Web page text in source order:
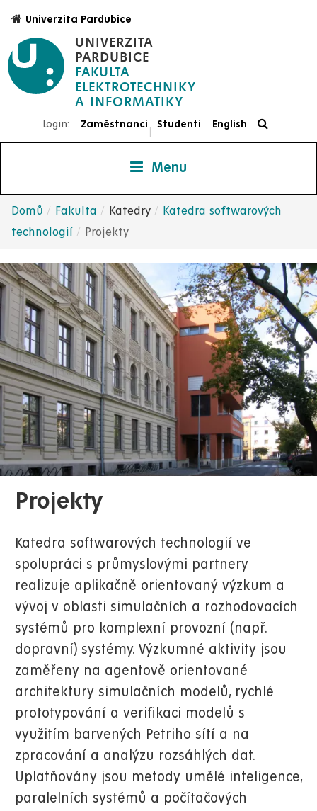
hlavnímu
obsahu
UNIVERZITA
PARDUBICE
FAKULTA
ELEKTROTECHNIKY
Univerzita Pardubice
Login: Zaměstnanci
|
Studenti English
Menu
Drobečková
navigace
Domů Fakulta Katedry
Katedra softwarových
technologií
Projekty
Projekty
Katedra softwarových technologií ve
spolupráci s průmyslovými partnery
realizuje aplikačně orientovaný výzkum a
vývoj v oblasti simulačních a rozhodovacích
systémů pro komplexní provozní (např.
dopravní) systémy. Výzkumné aktivity jsou
zaměřeny na agentově orientované
architektury simulačních modelů, rychlé
prototypování a verifikaci modelů s
využitím barvených Petriho sítí a na
zpracování a analýzu rozsáhlých dat.
Uplatňovány jsou metody umělé inteligence,
paralelních systémů a počítačových